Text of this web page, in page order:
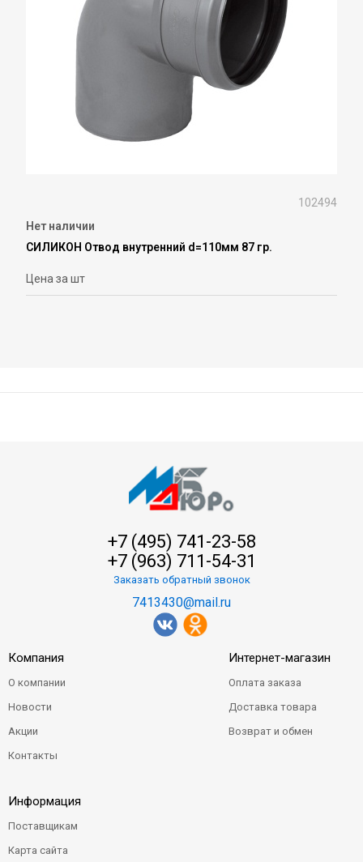
102494
Нет наличии
СИЛИКОН Отвод внутренний d=110мм 87 гр.
Цена за шт
+7 (495) 741-23-58
+7 (963) 711-54-31
Заказать обратный звонок
7413430@mail.ru
Компания
О компании
Новости
Акции
Контакты
Интернет-магазин
Оплата заказа
Доставка товара
Возврат и обмен
Информация
Поставщикам
Карта сайта